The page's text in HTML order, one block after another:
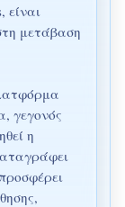
είναι
μετάβαση
γεγονός
η